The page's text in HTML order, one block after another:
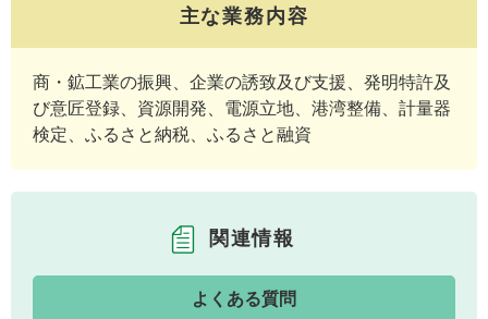
主な業務内容
商・鉱工業の振興、企業の誘致及び支援、発明特許及
び意匠登録、資源開発、電源立地、港湾整備、計量器
検定、ふるさと納税、ふるさと融資
関連情報
よくある質問